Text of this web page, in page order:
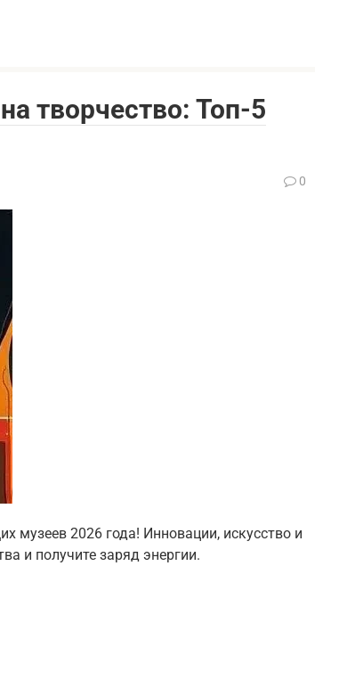
творчество: Топ-5
0
музеев 2026 года! Инновации, искусство и
и получите заряд энергии.